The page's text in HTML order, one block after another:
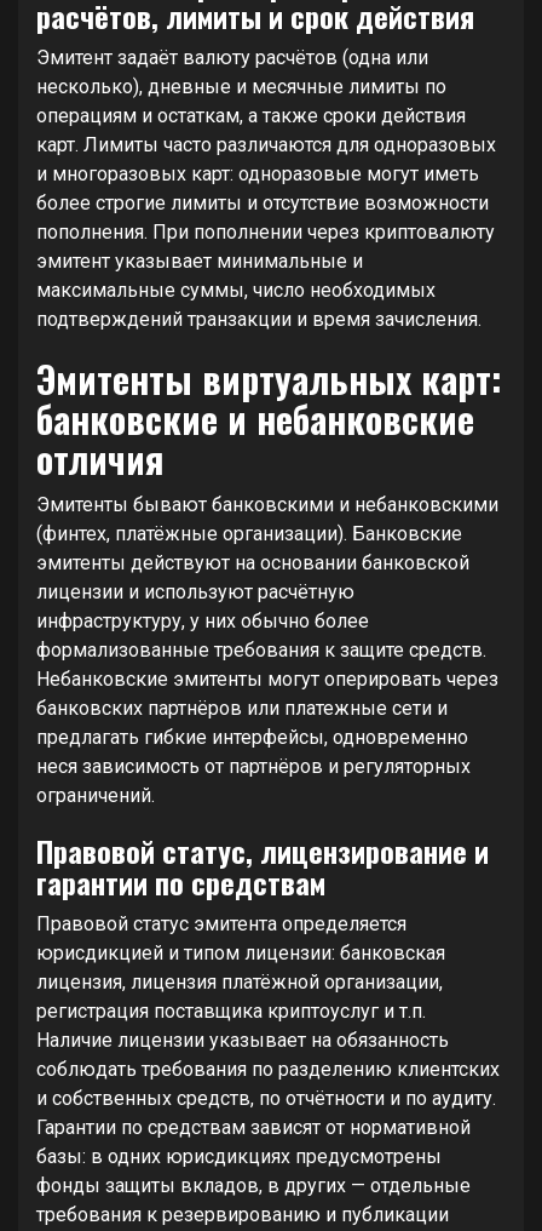
расчётов, лимиты и срок действия
Эмитент задаёт валюту расчётов (одна или
несколько), дневные и месячные лимиты по
операциям и остаткам, а также сроки действия
карт. Лимиты часто различаются для одноразовых
и многоразовых карт: одноразовые могут иметь
более строгие лимиты и отсутствие возможности
пополнения. При пополнении через криптовалюту
эмитент указывает минимальные и
максимальные суммы, число необходимых
подтверждений транзакции и время зачисления.
Эмитенты виртуальных карт:
банковские и небанковские
отличия
Эмитенты бывают банковскими и небанковскими
(финтех, платёжные организации). Банковские
эмитенты действуют на основании банковской
лицензии и используют расчётную
инфраструктуру, у них обычно более
формализованные требования к защите средств.
Небанковские эмитенты могут оперировать через
банковских партнёров или платежные сети и
предлагать гибкие интерфейсы, одновременно
неся зависимость от партнёров и регуляторных
ограничений.
Правовой статус, лицензирование и
гарантии по средствам
Правовой статус эмитента определяется
юрисдикцией и типом лицензии: банковская
лицензия, лицензия платёжной организации,
регистрация поставщика криптоуслуг и т.п.
Наличие лицензии указывает на обязанность
соблюдать требования по разделению клиентских
и собственных средств, по отчётности и по аудиту.
Гарантии по средствам зависят от нормативной
базы: в одних юрисдикциях предусмотрены
фонды защиты вкладов, в других — отдельные
требования к резервированию и публикации